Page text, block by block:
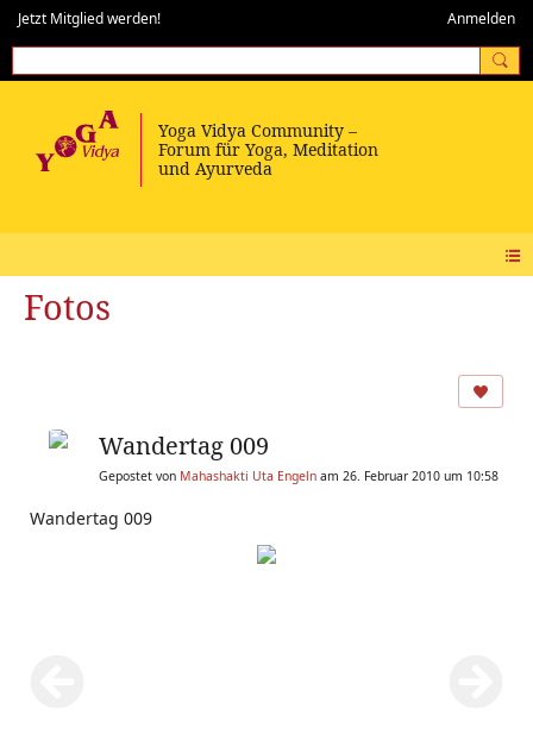
Jetzt Mitglied werden! Anmelden
Fotos
Wandertag 009
Gepostet von Mahashakti Uta Engeln am 26. Februar 2010 um 10:58
Wandertag 009